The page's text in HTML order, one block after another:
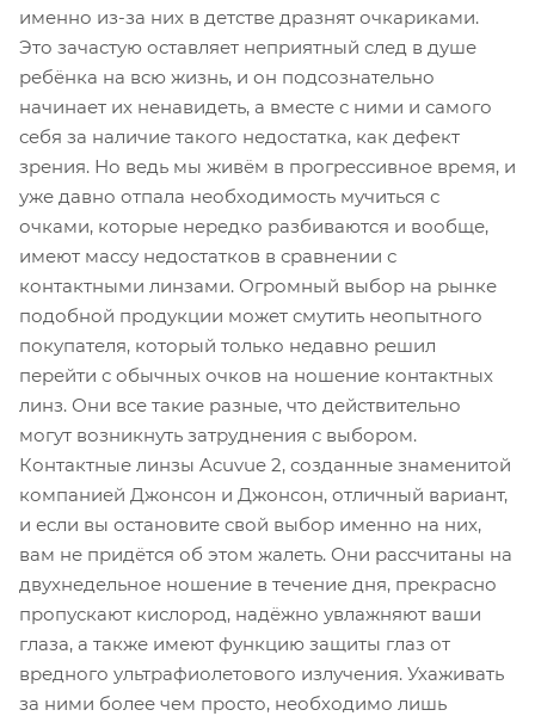
именно из-за них в детстве дразнят очкариками.
Это зачастую оставляет неприятный след в душе
ребёнка на всю жизнь, и он подсознательно
начинает их ненавидеть, а вместе с ними и самого
себя за наличие такого недостатка, как дефект
зрения. Но ведь мы живём в прогрессивное время, и
уже давно отпала необходимость мучиться с
очками, которые нередко разбиваются и вообще,
имеют массу недостатков в сравнении с
контактными линзами. Огромный выбор на рынке
подобной продукции может смутить неопытного
покупателя, который только недавно решил
перейти с обычных очков на ношение контактных
линз. Они все такие разные, что действительно
могут возникнуть затруднения с выбором.
Контактные линзы Acuvue 2, созданные знаменитой
компанией Джонсон и Джонсон, отличный вариант,
и если вы остановите свой выбор именно на них,
вам не придётся об этом жалеть. Они рассчитаны на
двухнедельное ношение в течение дня, прекрасно
пропускают кислород, надёжно увлажняют ваши
глаза, а также имеют функцию защиты глаз от
вредного ультрафиолетового излучения. Ухаживать
за ними более чем просто, необходимо лишь